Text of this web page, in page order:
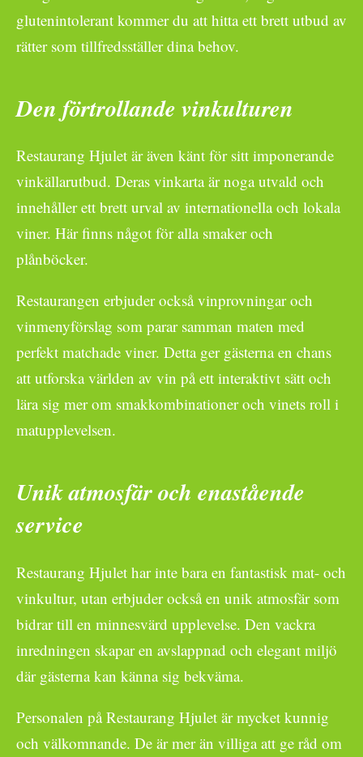
glutenintolerant kommer du att hitta ett brett utbud av
rätter som tillfredsställer dina behov.
Den förtrollande vinkulturen
Restaurang Hjulet är även känt för sitt imponerande
vinkällarutbud. Deras vinkarta är noga utvald och
innehåller ett brett urval av internationella och lokala
viner. Här finns något för alla smaker och
plånböcker.
Restaurangen erbjuder också vinprovningar och
vinmenyförslag som parar samman maten med
perfekt matchade viner. Detta ger gästerna en chans
att utforska världen av vin på ett interaktivt sätt och
lära sig mer om smakkombinationer och vinets roll i
matupplevelsen.
Unik atmosfär och enastående
service
Restaurang Hjulet har inte bara en fantastisk mat- och
vinkultur, utan erbjuder också en unik atmosfär som
bidrar till en minnesvärd upplevelse. Den vackra
inredningen skapar en avslappnad och elegant miljö
där gästerna kan känna sig bekväma.
Personalen på Restaurang Hjulet är mycket kunnig
och välkomnande. De är mer än villiga att ge råd om